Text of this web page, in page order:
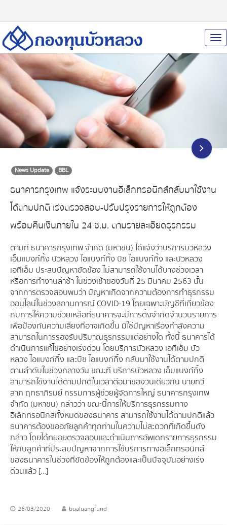
News Update ฺBBL
ธนาคารกรุงเทพ แจ้งระบบงานอิเล็กทรอนิกส์กลับมาใช้งาน
ได้ตามปกติ เร่งตรวจสอบ-ปรับปรุงรายการให้ถูกต้อง
พร้อมคืนเงินภายใน 24 ช.ม. ตามรายละเอียดธุรกรรม
ตามที่ ธนาคารกรุงเทพ จำกัด (มหาชน) ได้แจ้งว่าบริการบัวหลวง
เอ็มแบงก์กิ้ง บัวหลวง ไอแบงก์กิ้ง บิซ ไอแบงก์กิ้ง และบัวหลวง
เอทีเอ็ม ประสบปัญหาขัดข้อง ไม่สามารถใช้งานได้บางช่วงเวลา
หรือการทำงานล่าช้า ในช่วงเช้าของวันที่ 25 มีนาคม 2563 นั้น
จากการตรวจสอบพบว่า ปัญหาเกิดจากความต้องการทำธุรกรรม
ออนไลน์ในช่วงสถานการณ์ COVID-19 โดยเฉพาะบัญชีที่เกี่ยวข้อง
กับการให้ความช่วยเหลือที่ธนาคารจะมีการตั้งจำกัดจำนวนรายการ
เพื่อป้องกันความเสี่ยงที่อาจเกิดขึ้น มิใช่ปัญหาเรื่องกำลังความ
สามารถในการรองรับปริมาณธุรกรรมแต่อย่างใด ทั้งนี้ ธนาคารได้
ดำเนินการแก้ไขอย่างเร่งด่วน โดยบริการบัวหลวง เอทีเอ็ม บัว
หลวง ไอแบงก์กิ้ง และบิซ ไอแบงก์กิ้ง กลับมาใช้งานได้ตามปกติ
ตามลำดับในช่วงกลางวัน ขณะที่ บริการบัวหลวง เอ็มแบงก์กิ้ง
สามารถใช้งานได้ตามปกติในเวลาต่อมาของวันเดียวกัน นายทวี
ลาภ ฤทธาภิรมย์ กรรมการผู้ช่วยผู้จัดการใหญ่ ธนาคารกรุงเทพ
จำกัด (มหาชน) กล่าวว่า ขณะนี้การให้บริการธุรกรรมทาง
อิเล็กทรอนิกส์ทั้งหมดของธนาคาร สามารถใช้งานได้ตามปกติแล้ว
ธนาคารต้องขออภัยลูกค้าทุกท่านในความไม่สะดวกที่เกิดขึ้นดัง
กล่าว โดยได้ทยอยตรวจสอบและดำเนินการอัพเดทรายการธุรกรรม
ให้กับลูกค้าที่ประสบปัญหาจากการใช้บริการทางอิเล็กทรอนิกส์
ของธนาคารในช่วงที่ขัดข้องให้ถูกต้องและเป็นปัจจุบันอย่างเร่ง
ด่วนแล้ว […]
26/03/2020 bualuangfund